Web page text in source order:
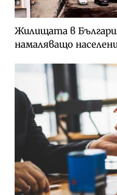
Жилищата в
намаляващо